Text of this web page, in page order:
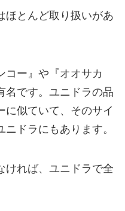
ほとんど取り扱いがあ
コー』や『オオサカ
名です。ユニドラの品
に似ていて、そのサイ
ニドラにもあります。
ければ、ユニドラで全